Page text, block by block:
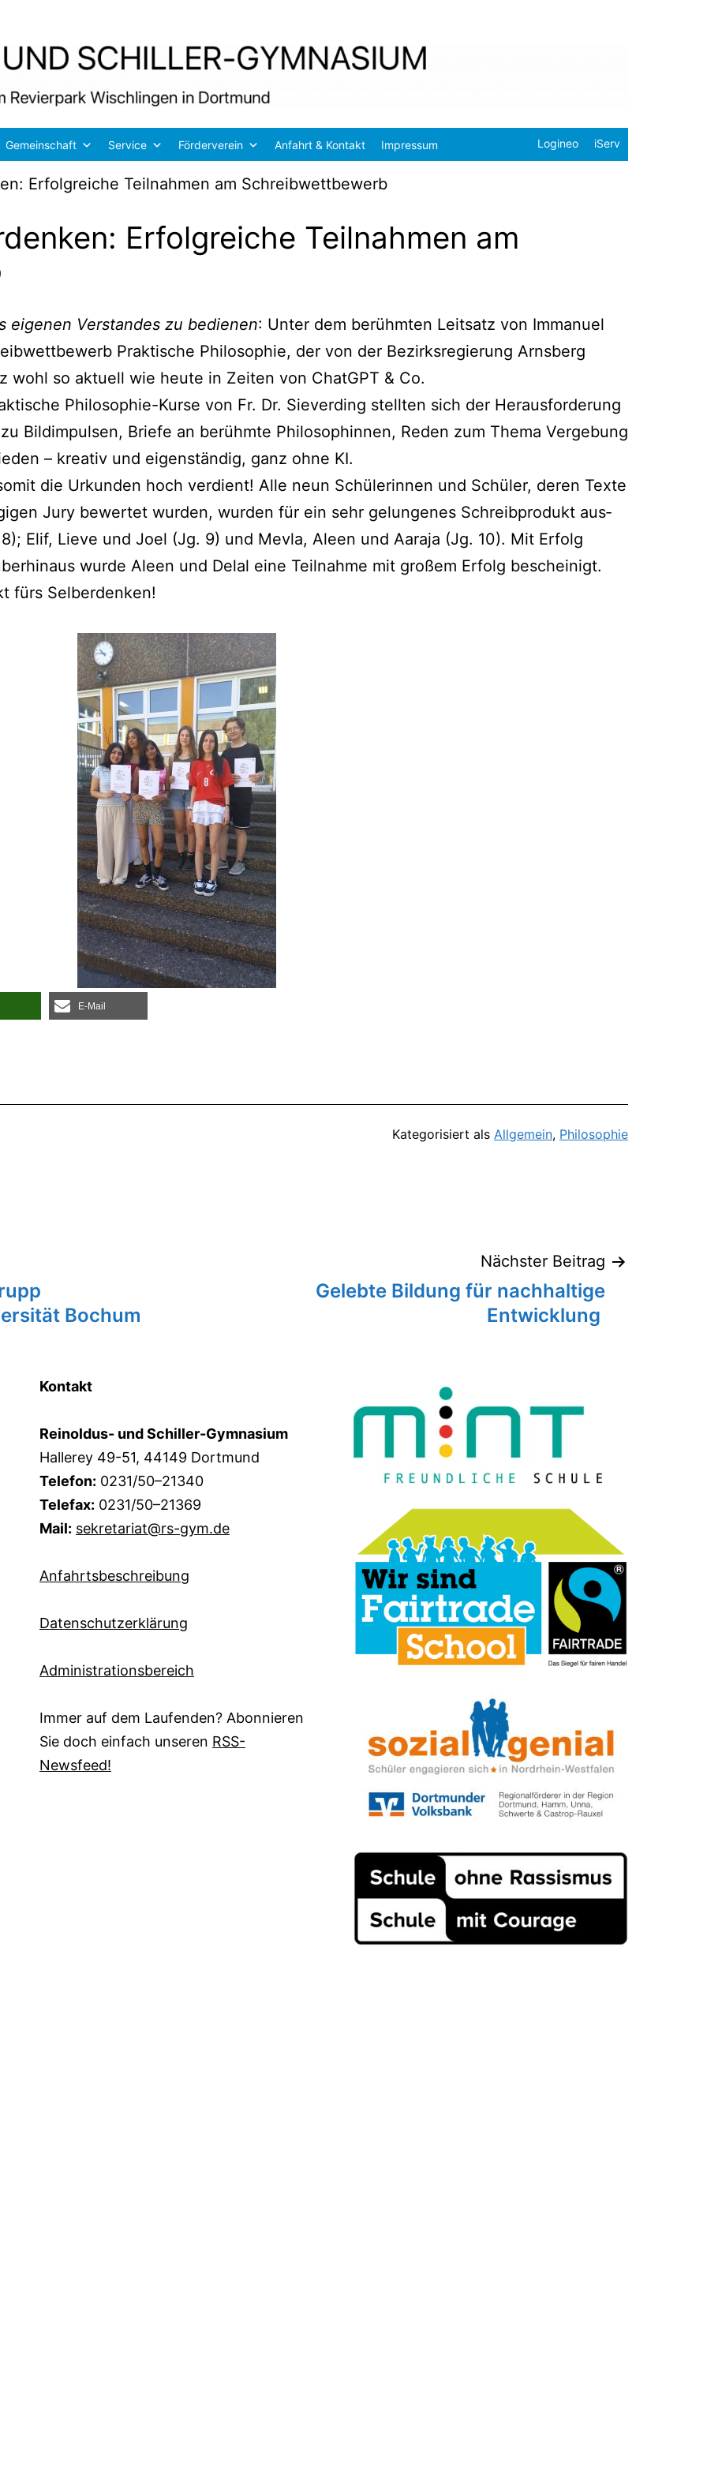
Gemeinschaft Service Förderverein Anfahrt & Kontakt Impressum iServ
Logineo
Erfolgreiche Teilnahmen am Schreibwettbewerb
Erfolgreiche Teilnahmen am
eige­nen Ver­stan­des zu bedie­nen: Unter dem berühm­ten Leit­satz von Imma­nu­el
Prak­ti­sche Phi­lo­so­phie, der von der Bezirks­re­gie­rung Arns­berg
wohl so aktu­ell wie heu­te in Zei­ten von ChatGPT & Co.
Phi­lo­so­phie-Kur­se von Fr. Dr. Sie­ver­ding stell­ten sich der Her­aus­for­de­rung
Bild­im­pul­sen, Brie­fe an berühm­te Phi­lo­so­phin­nen, Reden zum The­ma Ver­ge­bung
– krea­tiv und eigen­stän­dig, ganz ohne KI.
die Urkun­den hoch ver­dient! Alle neun Schü­le­rin­nen und Schü­ler, deren Tex­te
Jury bewer­tet wur­den, wur­den für ein sehr gelun­ge­nes Schreib­pro­dukt aus­
Elif, Lie­ve und Joel (Jg. 9) und Mev­la, Aleen und Aar­a­ja (Jg. 10). Mit Erfolg
wur­de Aleen und Del­al eine Teil­nah­me mit gro­ßem Erfolg bescheinigt.
fürs Selberdenken!
E‑Mail
Kategorisiert als Allgemein, Philosophie
Bochum
Nächster Beitrag
Gelebte Bildung für nachhaltige
Entwicklung
Kontakt
Reinoldus- und Schiller-Gymnasium
Hallerey 49-51, 44149 Dortmund
Telefon: 0231/50–21340
Telefax: 0231/50–21369
Mail: sekretariat@rs-gym.de
Anfahrtsbeschreibung
Datenschutzerklärung
Administrationsbereich
Immer auf dem Laufenden? Abonnieren
Sie doch einfach unseren RSS-
Newsfeed!